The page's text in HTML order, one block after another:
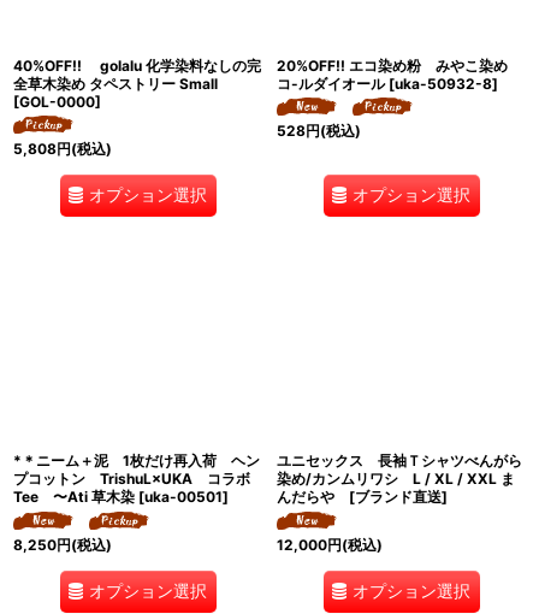
40%OFF!! golalu 化学染料なしの完
全草木染め タペストリー Small
[GOL-0000]
5,808円(税込)
オプション選択
20%OFF!! エコ染め粉 みやこ染め
コ-ルダイオール [uka-50932-8]
528円(税込)
オプション選択
*＊ニーム＋泥 1枚だけ再入荷 ヘン
プコットン TrishuL×UKA コラボ
Tee 〜Ati 草木染 [uka-00501]
8,250円(税込)
オプション選択
ユニセックス 長袖Ｔシャツべんがら
染め/カンムリワシ L / XL / XXL ま
んだらや [ブランド直送]
12,000円(税込)
オプション選択